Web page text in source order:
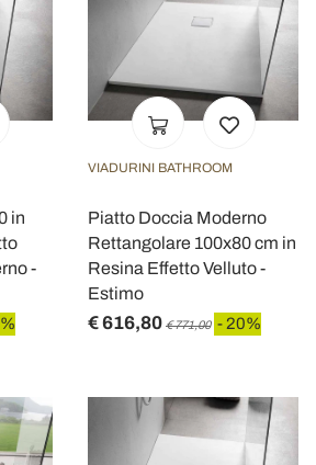
in
-
VIADURINI BATHROOM
Piatto Doccia Moderno
Rettangolare 100x80 cm in
Resina Effetto Velluto -
Estimo
€ 616,80 € 771,00 - 20%